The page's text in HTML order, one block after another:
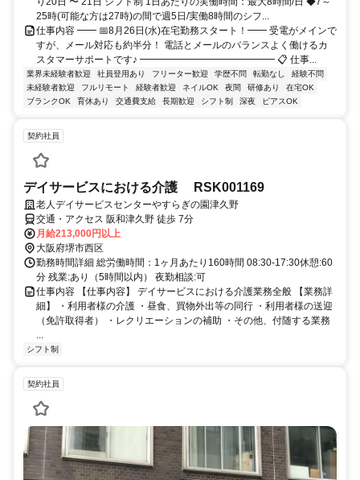
25時(可能な方は27時)の間で週5日/実働8時間のシフ...
仕事内容 ━━ 📅8月26日(水)在宅勤務スタート！━━ 受電がメインで
すが、メール対応も約半分！ 電話とメールのバランスよく働けるカ
スタマーサポートです♪ ━━━━━━━━━━━━━━ 📋 仕事...
業界未経験者歓迎 社員登用あり フリーター歓迎 学歴不問 転勤なし
経験不問
未経験者歓迎
フルリモート 経験者歓迎 ネイルOK 夜間 研修あり
在宅OK
ブランクOK
育休あり 交通費支給 長期歓迎 シフト制 深夜 ピアスOK
契約社員
デイサービスにおける介護 RSK001169
老人デイサービスセンターやすらぎの園津久野
交通・アクセス 阪和津久野 徒歩 7分
月給213,000円以上
大阪府堺市西区
勤務時間詳細 総労働時間：1ヶ月あたり160時間 08:30‐17:30休憩:60
分 残業:あり（5時間以内） 夜勤相談:可
仕事内容 【仕事内容】 デイサービスにおける介護業務全般 【業務詳
細】 ・利用者様の介護 ・昼食、買物外出等の同行 ・利用者様の送迎
（免許取得者） ・レクリエーションの補助 ・その他、付随する業務
...
シフト制
契約社員